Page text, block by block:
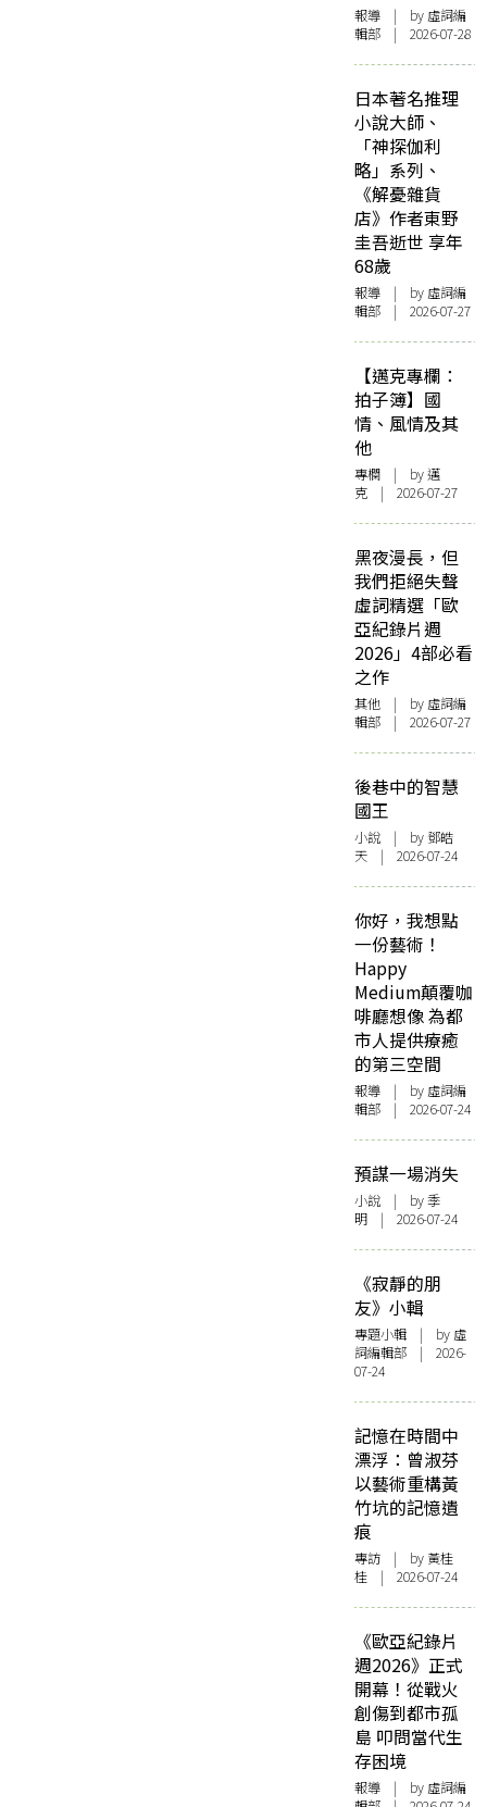
報導 | by 虛詞編
輯部 | 2026-07-28
日本著名推理
小說大師、
「神探伽利
略」系列、
《解憂雜貨
店》作者東野
圭吾逝世 享年
68歲
報導 | by 虛詞編
輯部 | 2026-07-27
【邁克專欄：
拍子簿】國
情、風情及其
他
專欄 | by邁
克 | 2026-07-27
黑夜漫長，但
我們拒絕失聲
虛詞精選「歐
亞紀錄片週
2026」4部必看
之作
其他 | by 虛詞編
輯部 | 2026-07-27
後巷中的智慧
國王
小說 | by 鄧皓
天 | 2026-07-24
你好，我想點
一份藝術！
Happy
Medium顛覆咖
啡廳想像 為都
市人提供療癒
的第三空間
報導 | by 虛詞編
輯部 | 2026-07-24
預謀一場消失
小說 | by 季
明 | 2026-07-24
《寂靜的朋
友》小輯
專題小輯 | by 虛
詞編輯部 | 2026-
07-24
記憶在時間中
漂浮：曾淑芬
以藝術重構黃
竹坑的記憶遺
痕
專訪 | by 黃桂
桂 | 2026-07-24
《歐亞紀錄片
週2026》正式
開幕！從戰火
創傷到都市孤
島 叩問當代生
存困境
報導 | by 虛詞編